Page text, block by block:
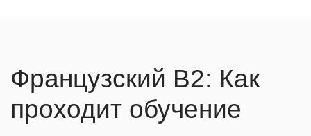
Французский B2: Как
проходит обучение